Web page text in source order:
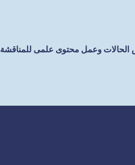
وعمل محتوى علمى للمناقشة